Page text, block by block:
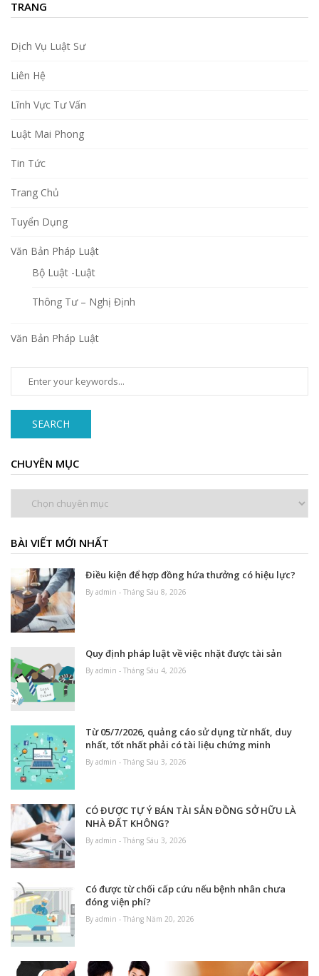
TRANG
Dịch Vụ Luật Sư
Liên Hệ
Lĩnh Vực Tư Vấn
Luật Mai Phong
Tin Tức
Trang Chủ
Tuyển Dụng
Văn Bản Pháp Luật
Bộ Luật -Luật
Thông Tư – Nghị Định
Văn Bản Pháp Luật
SEARCH
CHUYÊN MỤC
BÀI VIẾT MỚI NHẤT
Điều kiện để hợp đồng hứa thưởng có hiệu lực?
By admin - Tháng Sáu 8, 2026
Quy định pháp luật về việc nhặt được tài sản
By admin - Tháng Sáu 4, 2026
Từ 05/7/2026, quảng cáo sử dụng từ nhất, duy
nhất, tốt nhất phải có tài liệu chứng minh
By admin - Tháng Sáu 3, 2026
CÓ ĐƯỢC TỰ Ý BÁN TÀI SẢN ĐỒNG SỞ HỮU LÀ
NHÀ ĐẤT KHÔNG?
By admin - Tháng Sáu 3, 2026
Có được từ chối cấp cứu nếu bệnh nhân chưa
đóng viện phí?
By admin - Tháng Năm 20, 2026